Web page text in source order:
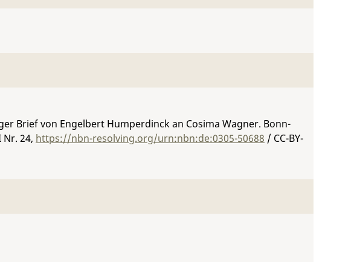
Brief von Engelbert Humperdinck an Cosima Wagner. Bonn-
Nr. 24, https://nbn-resolving.org/urn:nbn:de:0305-50688 / CC-BY-